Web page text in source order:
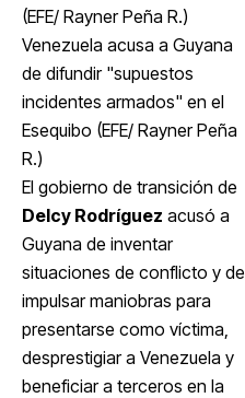
Venezuela acusa a Guyana
de difundir "supuestos
incidentes armados" en el
Esequibo (EFE/ Rayner Peña
R.)
El gobierno de transición de
Delcy Rodríguez acusó a
Guyana de inventar
situaciones de conflicto y de
impulsar maniobras para
presentarse como víctima,
desprestigiar a Venezuela y
beneficiar a terceros en la